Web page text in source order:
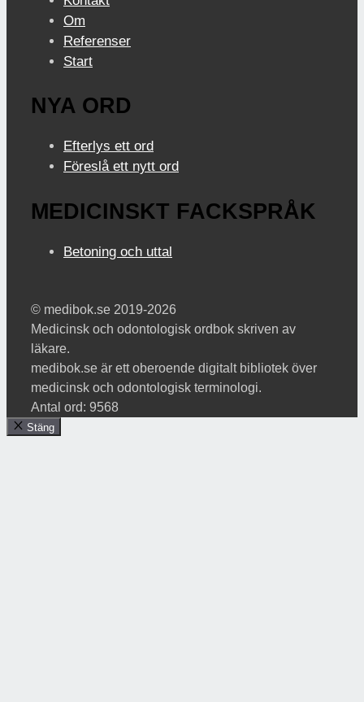
Om
Referenser
Start
NYA ORD
Efterlys ett ord
Föreslå ett nytt ord
MEDICINSKT FACKSPRÅK
Betoning och uttal
© medibok.se 2019-2026
Medicinsk och odontologisk ordbok skriven av
läkare.
medibok.se är ett oberoende digitalt bibliotek över
medicinsk och odontologisk terminologi.
Antal ord: 9568
Stäng